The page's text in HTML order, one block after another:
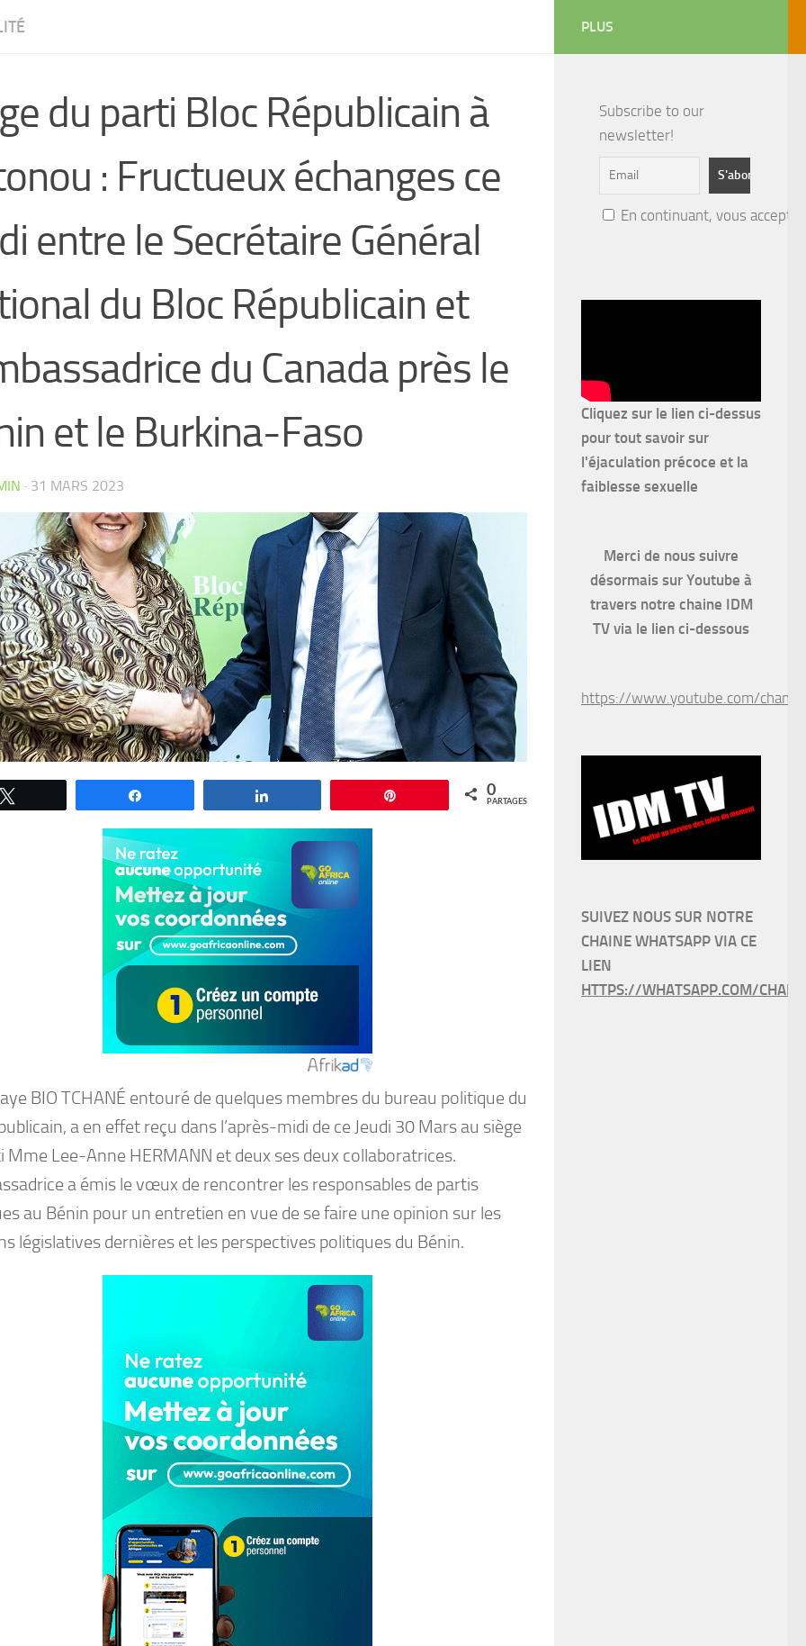
du parti Bloc Républicain à
: Fructueux échanges ce
entre le Secrétaire Général
du Bloc Républicain et
du Canada près le
et le Burkina-Faso
· 31 MARS 2023
0
PARTAGES
BIO TCHANÉ entouré de quelques membres du bureau politique du
a en effet reçu dans l’après-midi de ce Jeudi 30 Mars au siège
Mme Lee-Anne HERMANN et deux ses deux collaboratrices.
a émis le vœux de rencontrer les responsables de partis
au Bénin pour un entretien en vue de se faire une opinion sur les
législatives dernières et les perspectives politiques du Bénin.
PLUS
Subscribe to our
newsletter!
En continuant, vous
Cliquez sur le lien ci-dessus
pour tout savoir sur
l'éjaculation précoce et la
faiblesse sexuelle
Merci de nous suivre
désormais sur Youtube à
travers notre chaine IDM
TV via le lien ci-dessous
https://www.youtube.com/
SUIVEZ NOUS SUR NOTRE
CHAINE WHATSAPP VIA CE
LIEN
HTTPS://WHATSAPP.COM/